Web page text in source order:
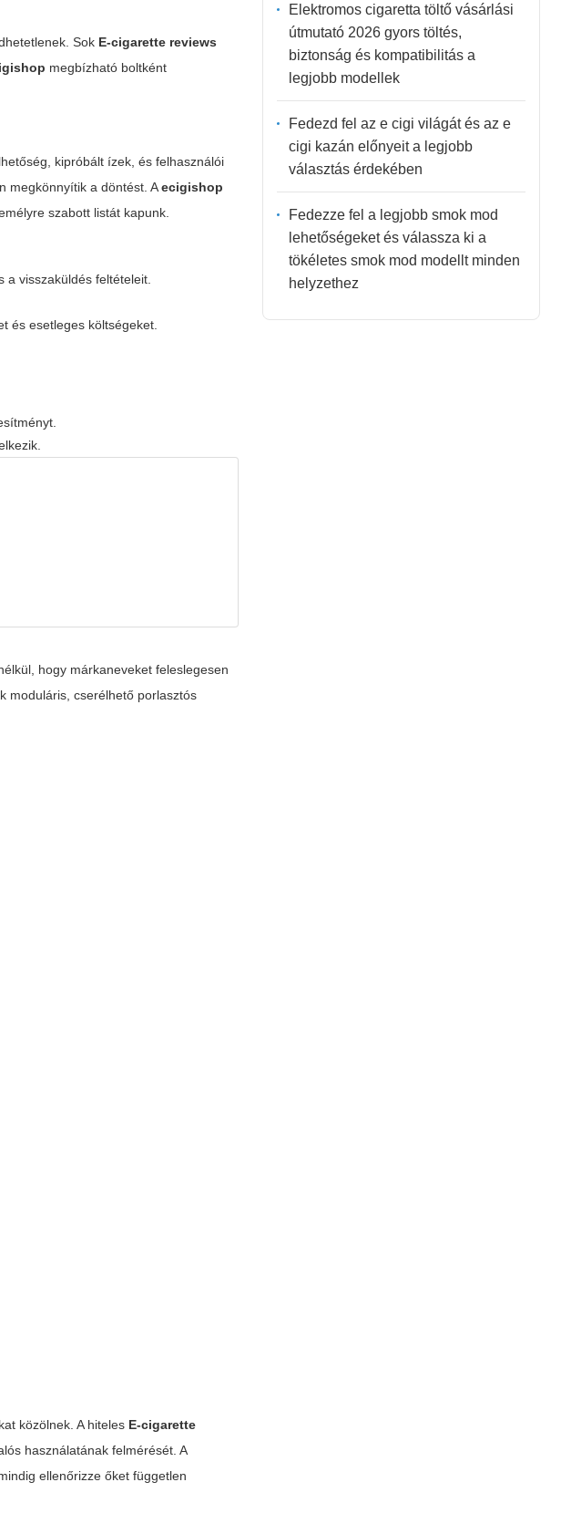
Sok E-cigarette reviews
megbízható boltként
kipróbált ízek, és felhasználói
megkönnyítik a döntést. Aecigishop
szabott listát kapunk.
visszaküldés feltételeit.
és esetleges költségeket.
hogy márkaneveket feleslegesen
moduláris, cserélhető porlasztós
közölnek. A hiteles E-cigarette
használatának felmérését. A
ellenőrizze őket független
Elektromos cigaretta töltő vásárlási
útmutató 2026 gyors töltés,
biztonság és kompatibilitás a
legjobb modellek
Fedezd fel az e cigi világát és az e
cigi kazán előnyeit a legjobb
választás érdekében
Fedezze fel a legjobb smok mod
lehetőségeket és válassza ki a
tökéletes smok mod modellt minden
helyzethez